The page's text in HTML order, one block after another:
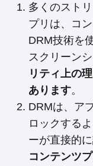
多くのスト
プリは、コ
DRM技術を
スクリーン
リティ上の
あります。
DRMは、ア
ロックする
ーが直接的
コンテンツ